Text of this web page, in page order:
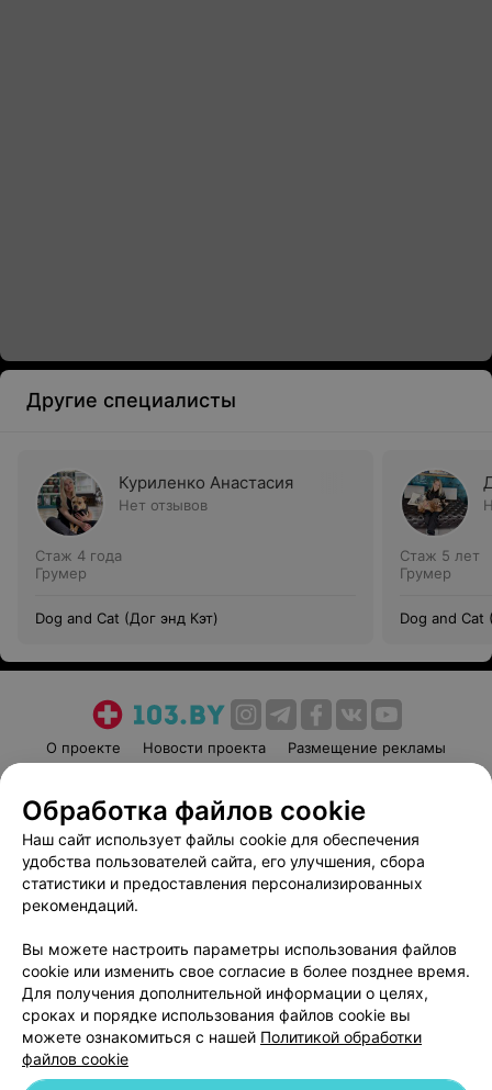
Другие специалисты
Куриленко Анастасия
Нет отзывов
Стаж 4 года
Грумер
Dog and Cat (Дог энд Кэт)
Стаж 5 лет
Грумер
Dog and Cat
О проекте Новости проекта
Размещение рекламы
Пользовательское соглашение
Способы оплаты
Вакансии
Партнеры
Написать руководителю 103.by
Обработка персональных данных
Обработка файлов cookie
Наш сайт использует файлы cookie для обеспечения
удобства пользователей сайта, его улучшения, сбора
статистики и предоставления персонализированных
рекомендаций.
Вы можете настроить параметры использования файлов
cookie или изменить свое согласие в более позднее время.
Для получения дополнительной информации о целях,
сроках и порядке использования файлов cookie вы
можете ознакомиться с нашей Политикой обработки
файлов cookie